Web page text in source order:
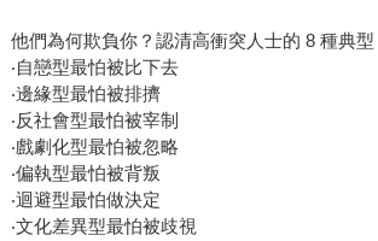
他們為何欺負你？認清高衝突人士的 8 種典型
‧自戀型最怕被比下去
‧邊緣型最怕被排擠
‧反社會型最怕被宰制
‧戲劇化型最怕被忽略
‧偏執型最怕被背叛
‧迴避型最怕做決定
‧文化差異型最怕被歧視